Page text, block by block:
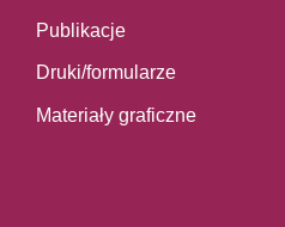
Publikacje
Druki/formularze
Materiały graficzne